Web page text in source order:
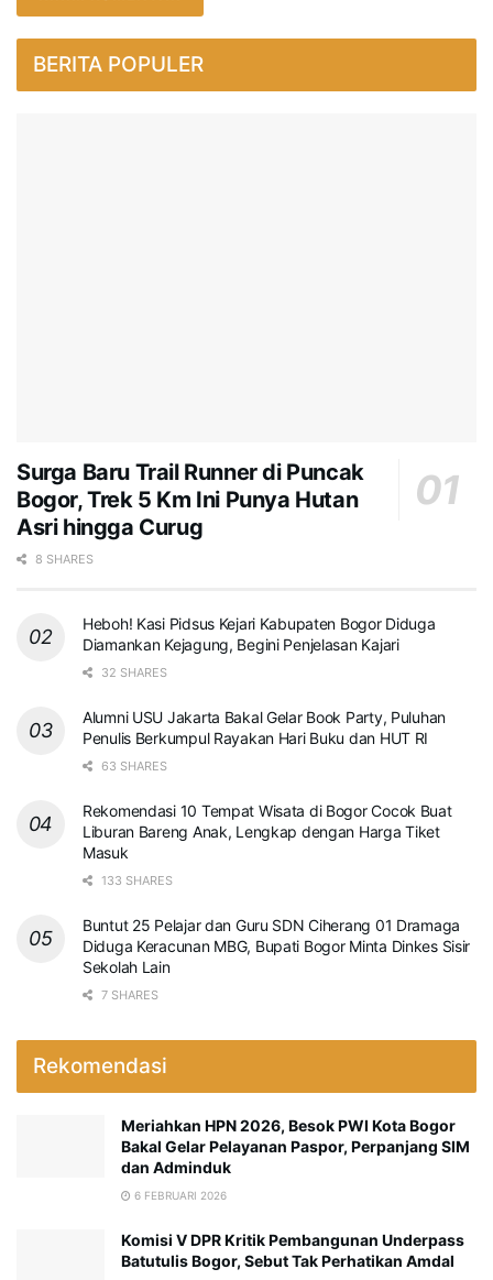
BERITA POPULER
Surga Baru Trail Runner di Puncak
Bogor, Trek 5 Km Ini Punya Hutan
Asri hingga Curug
8 SHARES
Heboh! Kasi Pidsus Kejari Kabupaten Bogor Diduga
Diamankan Kejagung, Begini Penjelasan Kajari
32 SHARES
Alumni USU Jakarta Bakal Gelar Book Party, Puluhan
Penulis Berkumpul Rayakan Hari Buku dan HUT RI
63 SHARES
Rekomendasi 10 Tempat Wisata di Bogor Cocok Buat
Liburan Bareng Anak, Lengkap dengan Harga Tiket
Masuk
133 SHARES
Buntut 25 Pelajar dan Guru SDN Ciherang 01 Dramaga
Diduga Keracunan MBG, Bupati Bogor Minta Dinkes Sisir
Sekolah Lain
7 SHARES
Rekomendasi
Meriahkan HPN 2026, Besok PWI Kota Bogor
Bakal Gelar Pelayanan Paspor, Perpanjang SIM
dan Adminduk
6 FEBRUARI 2026
Komisi V DPR Kritik Pembangunan Underpass
Batutulis Bogor, Sebut Tak Perhatikan Amdal